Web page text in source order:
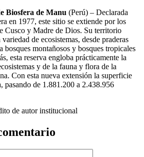
Biosfera de Manu (Perú) – Declarada
en 1977, este sitio se extiende por los
Cusco y Madre de Dios. Su territorio
de ecosistemas, desde praderas
bosques montañosos y bosques tropicales
esta reserva engloba prácticamente la
y de la fauna y flora de la
Con esta nueva extensión la superficie
pasando de 1.881.200 a 2.438.956
de autor institucional